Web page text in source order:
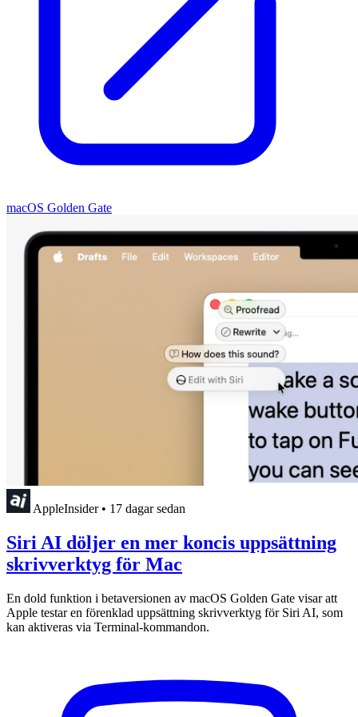
macOS Golden Gate
AppleInsider • 17 dagar sedan
Siri AI döljer en mer koncis uppsättning
skrivverktyg för Mac
En dold funktion i betaversionen av macOS Golden Gate visar att
Apple testar en förenklad uppsättning skrivverktyg för Siri AI, som
kan aktiveras via Terminal-kommandon.